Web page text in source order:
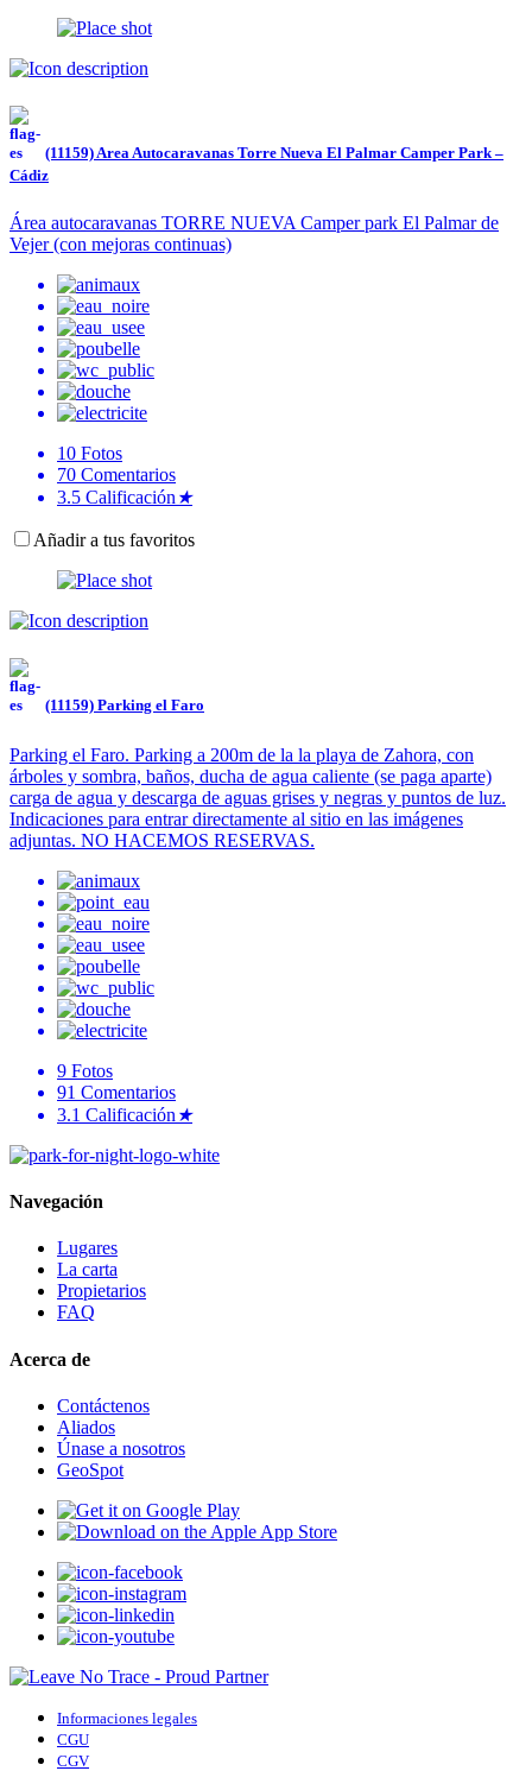
(11159) Area Autocaravanas Torre Nueva El Palmar Camper Park –
Cádiz
Área autocaravanas TORRE NUEVA Camper park El Palmar de
Vejer (con mejoras continuas)
10 Fotos
70 Comentarios
3.5 Calificación ★
Añadir a tus favoritos
(11159) Parking el Faro
Parking el Faro. Parking a 200m de la la playa de Zahora, con
árboles y sombra, baños, ducha de agua caliente (se paga aparte)
carga de agua y descarga de aguas grises y negras y puntos de luz.
Indicaciones para entrar directamente al sitio en las imágenes
adjuntas. NO HACEMOS RESERVAS.
9 Fotos
91 Comentarios
3.1 Calificación ★
Navegación
Lugares
La carta
Propietarios
FAQ
Acerca de
Contáctenos
Aliados
Únase a nosotros
GeoSpot
Informaciones legales
CGU
CGV